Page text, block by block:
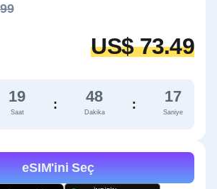
US$ 73.49
19
Saat
: 48
Dakika
: 17
Saniye
eSIM'ini Seç